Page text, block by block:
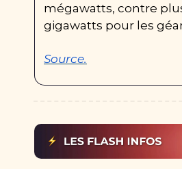
mégawatts, contre
gigawatts pour les
Source.